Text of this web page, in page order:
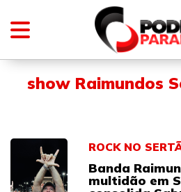
show Raimundos
ROCK NO
Banda
multidão em